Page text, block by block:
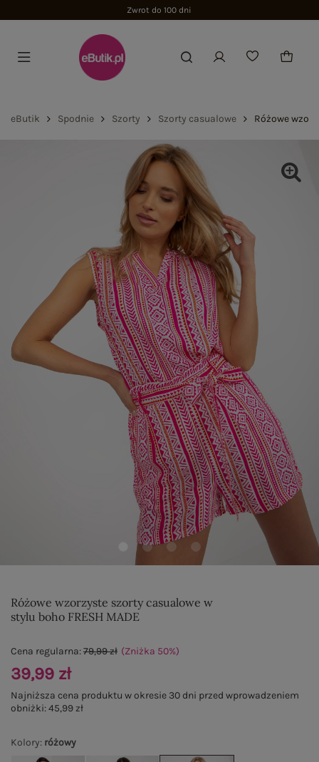
Zwrot do 100 dni
eButik Spodnie Szorty Szorty casualowe Różowe
Różowe wzorzyste szorty casualowe w
stylu boho FRESH MADE
Kolory: różowy
Cena regularna:79,99 zł (Zniżka 50%)
39,99 zł
Najniższa cena produktu w okresie 30 dni przed wprowadzeniem
obniżki:45,99 zł